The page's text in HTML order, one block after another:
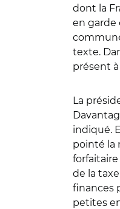
dont la
en garde
texte.
présent
La
indiqué.
pointé la
de la
finances
petites